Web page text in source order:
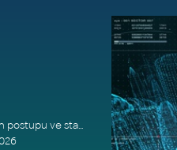
Bluebeam v propojeném pracovním postupu ve stavebnictví: Proč je int